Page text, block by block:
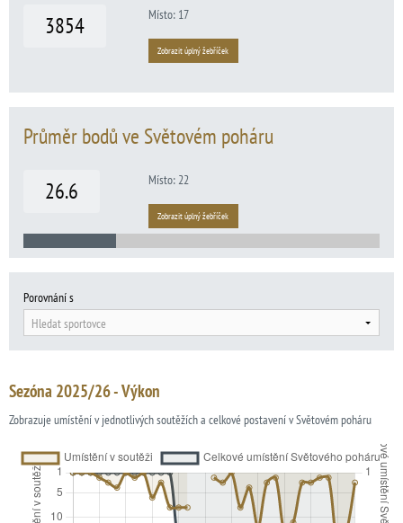
3854
Místo: 17
Zobrazit úplný žebříček
Průměr bodů ve Světovém poháru
26.6
Místo: 22
Zobrazit úplný žebříček
Porovnání s
Hledat sportovce
Sezóna 2025/26 - Výkon
Zobrazuje umístění v jednotlivých soutěžích a celkové postavení v Světovém poháru